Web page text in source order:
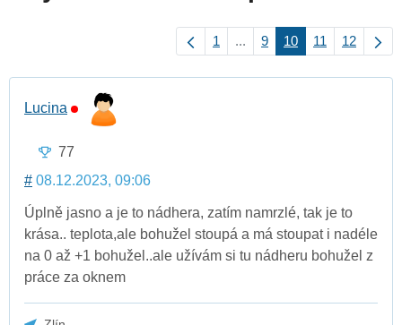
1 ... 9 10 11 12
Lucina
77
# 08.12.2023, 09:06
Úplně jasno a je to nádhera, zatím namrzlé, tak je to
krása.. teplota,ale bohužel stoupá a má stoupat i nadéle
na 0 až +1 bohužel..ale užívám si tu nádheru bohužel z
práce za oknem